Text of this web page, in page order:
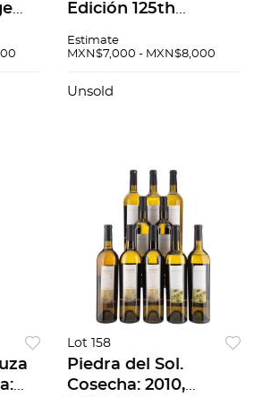
2
Edición 125th
Decanter Whiskey.
Unidos. 1 L. En Caja.
Estimate
MXN$7,000 - MXN$8,000
Unsold
Lot 158
Piedra del Sol.
Cosecha: 2010,